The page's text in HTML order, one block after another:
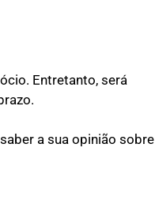
Entretanto, será
a sua opinião sobre